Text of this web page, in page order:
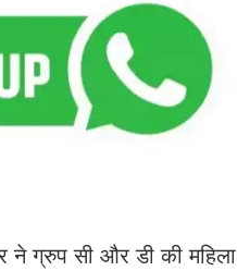
ग्रुप सी और डी की महिला